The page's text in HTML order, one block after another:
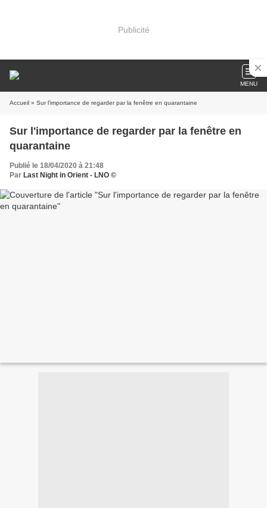
Publicité
MENU
Accueil » Sur l'importance de regarder par la fenêtre en quarantaine
Sur l'importance de regarder par la fenêtre en
quarantaine
Publié le 18/04/2020 à 21:48
Par Last Night in Orient - LNO ©